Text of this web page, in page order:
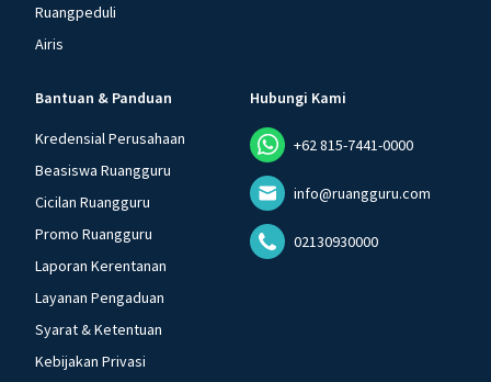
Ruangpeduli
Airis
Bantuan & Panduan
Kredensial Perusahaan
Beasiswa Ruangguru
Cicilan Ruangguru
Promo Ruangguru
Laporan Kerentanan
Layanan Pengaduan
Syarat & Ketentuan
Kebijakan Privasi
Hubungi Kami
+62 815-7441-0000
info@ruangguru.com
02130930000